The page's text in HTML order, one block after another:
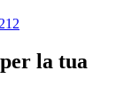
la tua